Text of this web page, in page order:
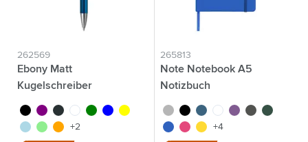
262569
Ebony Matt
Kugelschreiber
noir pourpreanthracite
blancvert bleu jaune
bleu clair
vert clairorange
+2
265813
Note Notebook A5
Notizbuch
argenté
noir bleu cobalt
blancpourpre
gris vert
bleu rose jaune+4